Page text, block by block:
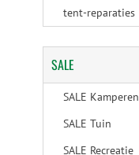
tent-reparaties
SALE
SALE Kamperen
SALE Tuin
SALE Recreatie